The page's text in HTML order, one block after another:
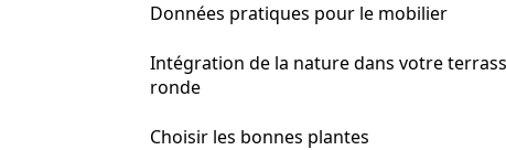
Données pratiques pour le mobilier
Intégration de la nature dans votre
ronde
Choisir les bonnes plantes